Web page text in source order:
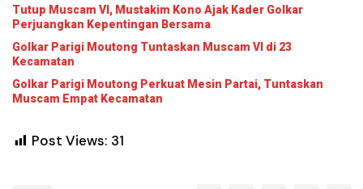
Tutup Muscam VI, Mustakim Kono Ajak Kader Golkar
Perjuangkan Kepentingan Bersama
Golkar Parigi Moutong Tuntaskan Muscam VI di 23
Kecamatan
Golkar Parigi Moutong Perkuat Mesin Partai, Tuntaskan
Muscam Empat Kecamatan
Post Views: 31